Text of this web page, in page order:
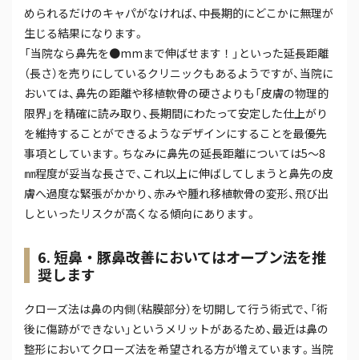
められるだけのキャパがなければ、中長期的にどこかに無理が
生じる結果になります。
「当院なら鼻先を●mmまで伸ばせます！」といった延長距離
（長さ）を売りにしているクリニックもあるようですが、当院に
おいては、鼻先の距離や移植軟骨の硬さよりも「皮膚の物理的
限界」を精確に読み取り、長期間にわたって安定した仕上がり
を維持することができるようなデザインにすることを最優先
事項としています。ちなみに鼻先の延長距離については5～8
㎜程度が妥当な長さで、これ以上に伸ばしてしまうと鼻先の皮
膚へ過度な緊張がかかり、赤みや腫れ移植軟骨の変形、飛び出
しといったリスクが高くなる傾向にあります。
6. 短鼻・豚鼻改善においてはオープン法を推
奨します
クローズ法は鼻の内側（粘膜部分）を切開して行う術式で、「術
後に傷跡ができない」というメリットがあるため、最近は鼻の
整形においてクローズ法を希望される方が増えています。当院